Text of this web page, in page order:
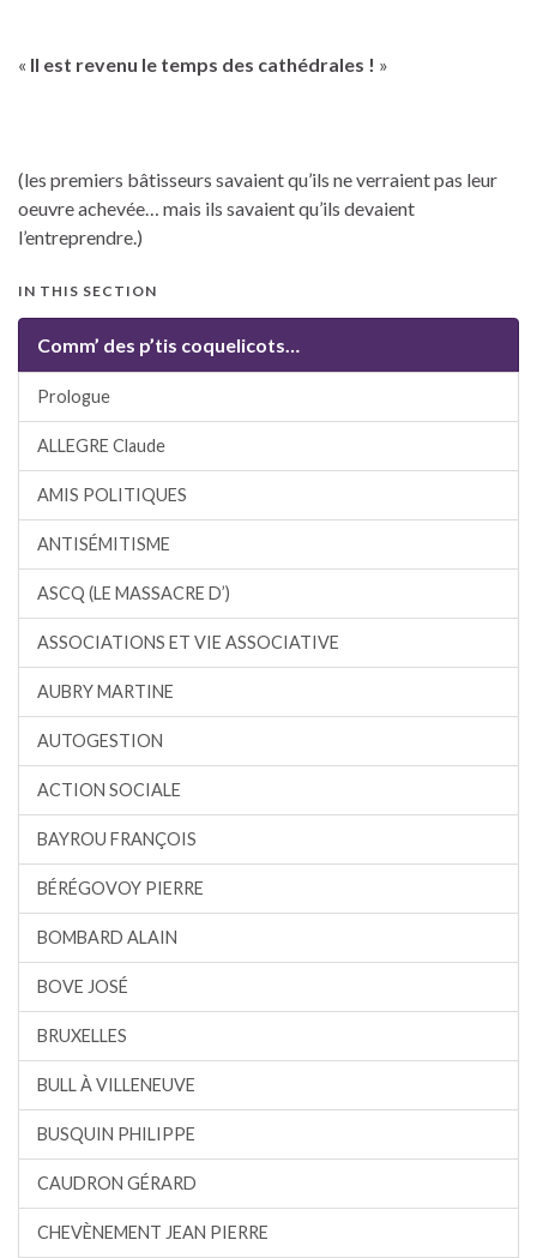
« Il est revenu le temps des cathédrales ! »
(les premiers bâtisseurs savaient qu’ils ne verraient pas leur
oeuvre achevée… mais ils savaient qu’ils devaient
l’entreprendre.)
IN THIS SECTION
Comm’ des p’tis coquelicots…
Prologue
ALLEGRE Claude
AMIS POLITIQUES
ANTISÉMITISME
ASCQ (LE MASSACRE D’)
ASSOCIATIONS ET VIE ASSOCIATIVE
AUBRY MARTINE
AUTOGESTION
ACTION SOCIALE
BAYROU FRANÇOIS
BÉRÉGOVOY PIERRE
BOMBARD ALAIN
BOVE JOSÉ
BRUXELLES
BULL À VILLENEUVE
BUSQUIN PHILIPPE
CAUDRON GÉRARD
CHEVÈNEMENT JEAN PIERRE